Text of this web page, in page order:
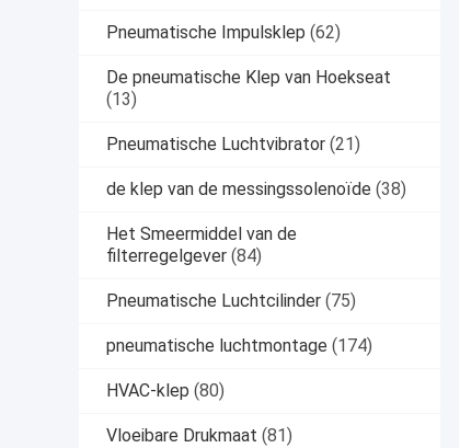
Pneumatische Impulsklep (62)
De pneumatische Klep van Hoekseat
(13)
Pneumatische Luchtvibrator (21)
de klep van de messingssolenoïde (38)
Het Smeermiddel van de
filterregelgever (84)
Pneumatische Luchtcilinder (75)
pneumatische luchtmontage (174)
HVAC-klep (80)
Vloeibare Drukmaat (81)